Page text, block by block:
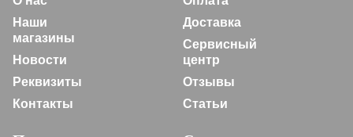
Наши
магазины
Новости
Реквизиты
Контакты
Доставка
Сервисный
центр
Отзывы
Статьи